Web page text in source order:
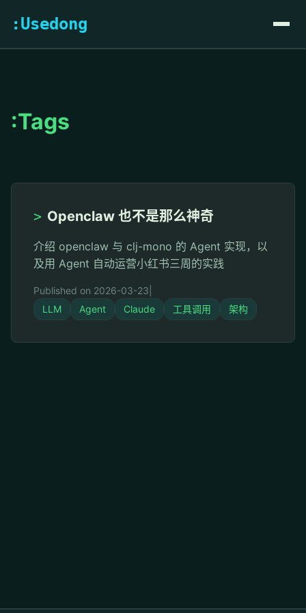
:Usedong
:Tags
> Openclaw 也不是那么神奇
介绍 openclaw 与 clj-mono 的 Agent 实现，以
及用 Agent 自动运营小红书三周的实践
Published on 2026-03-23
LLM
Agent Claude 工具调用 架构